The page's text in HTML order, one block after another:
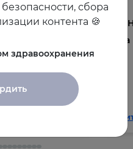
03.08.2026
о
в
практике
V
безопасности, сбора
контента 🍪
здравоохранения